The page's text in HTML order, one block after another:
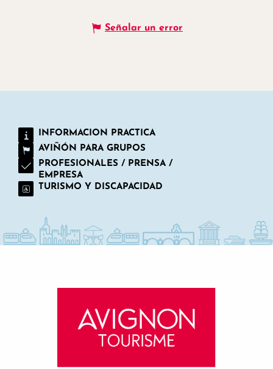
Señalar un error
INFORMACION PRACTICA
AVIÑÓN PARA GRUPOS
PROFESIONALES / PRENSA /
EMPRESA
TURISMO Y DISCAPACIDAD